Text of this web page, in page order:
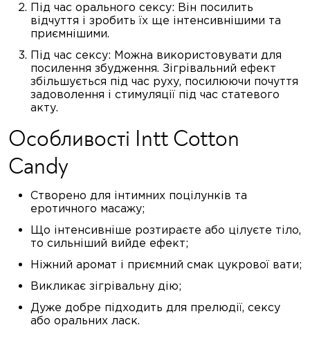
Під час орального сексу: Він посилить
відчуття і зробить їх ще інтенсивнішими та
приємнішими.
Під час сексу: Можна використовувати для
посилення збудження. Зігрівальний ефект
збільшується під час руху, посилюючи почуття
задоволення і стимуляції під час статевого
акту.
Особливості Intt Cotton
Candy
Створено для інтимних поцілунків та
еротичного масажу;
Що інтенсивніше розтираєте або цілуєте тіло,
то сильніший вийде ефект;
Ніжний аромат і приємний смак цукрової вати;
Викликає зігрівальну дію;
Дуже добре підходить для прелюдії, сексу
або оральних ласк.